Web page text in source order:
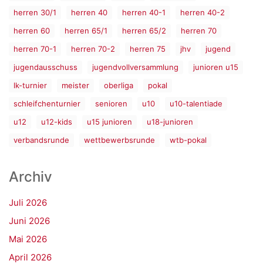
herren 30/1
herren 40 herren 40-1
herren 40-2
herren 60
herren 65/1 herren 65/2
herren 70
herren 70-1
herren 70-2 herren 75 jhv
jugend
jugendausschuss
jugendvollversammlung
junioren u15
lk-turnier
meister oberliga
pokal
schleifchenturnier
senioren u10
u10-talentiade
u12
u12-kids u15 junioren
u18-junioren
verbandsrunde
wettbewerbsrunde wtb-pokal
Archiv
Juli 2026
Juni 2026
Mai 2026
April 2026